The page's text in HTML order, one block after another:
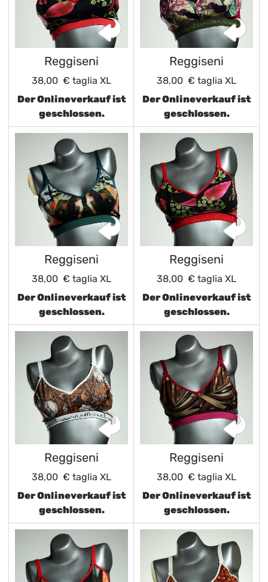
Reggiseni
38,00 € taglia XL
Der Onlineverkauf ist
geschlossen.
Reggiseni
38,00 € taglia XL
Der Onlineverkauf ist
geschlossen.
Reggiseni
38,00 € taglia XL
Der Onlineverkauf ist
geschlossen.
Reggiseni
38,00 € taglia XL
Der Onlineverkauf ist
geschlossen.
Reggiseni
38,00 € taglia XL
Der Onlineverkauf ist
geschlossen.
Reggiseni
38,00 € taglia XL
Der Onlineverkauf ist
geschlossen.